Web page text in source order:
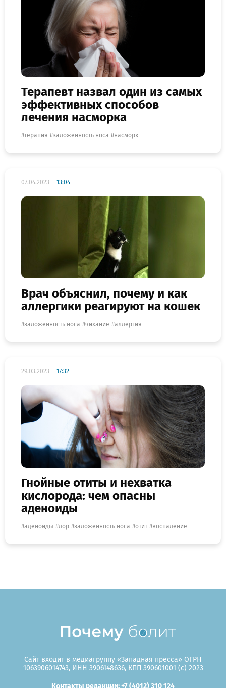
Терапевт назвал один из самых
эффективных способов
лечения насморка
терапия заложенность носа насморк
07.04.2023 13:04
Врач объяснил, почему и как
аллергики реагируют на кошек
заложенность носа чихание аллергия
29.03.2023 17:32
Гнойные отиты и нехватка
кислорода: чем опасны
аденоиды
аденоиды лор заложенность носа отит воспаление
Сайт входит в медиагруппу «Западная пресса» ОГРН
1063906014743, ИНН 3906148636, КПП 390601001 (c) 2023